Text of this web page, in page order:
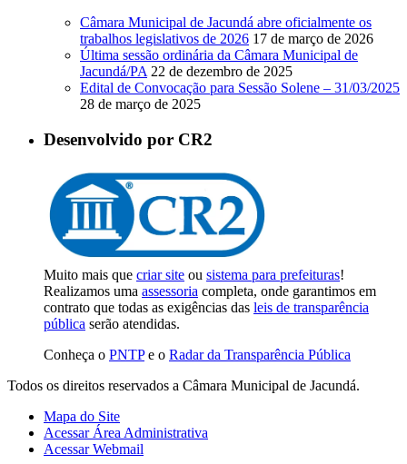
Câmara Municipal de Jacundá abre oficialmente os
trabalhos legislativos de 2026 17 de março de 2026
Última sessão ordinária da Câmara Municipal de
Jacundá/PA 22 de dezembro de 2025
Edital de Convocação para Sessão Solene – 31/03/2025
28 de março de 2025
Desenvolvido por CR2
Muito mais que criar site ou sistema para prefeituras!
Realizamos uma assessoria completa, onde garantimos em
contrato que todas as exigências das leis de transparência
pública serão atendidas.
Conheça o PNTPe o Radar da Transparência Pública
Todos os direitos reservados a Câmara Municipal de Jacundá.
Mapa do Site
Acessar Área Administrativa
Acessar Webmail